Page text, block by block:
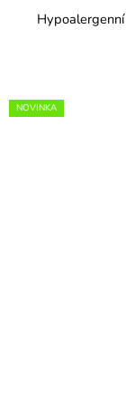
NOVINKA